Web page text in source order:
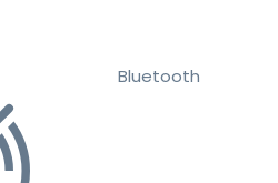
Bluetooth